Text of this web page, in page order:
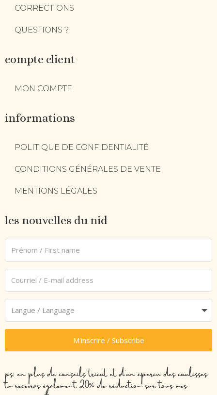
CORRECTIONS
QUESTIONS ?
compte client
MON COMPTE
informations
POLITIQUE DE CONFIDENTIALITÉ
CONDITIONS GÉNÉRALES DE VENTE
MENTIONS LÉGALES
les nouvelles du nid
M'inscrire / Subscribe
ps: en plus de conseils tricot et d’un aperçu des coulisses,
tu recevras également 20% de réduction sur tous mes